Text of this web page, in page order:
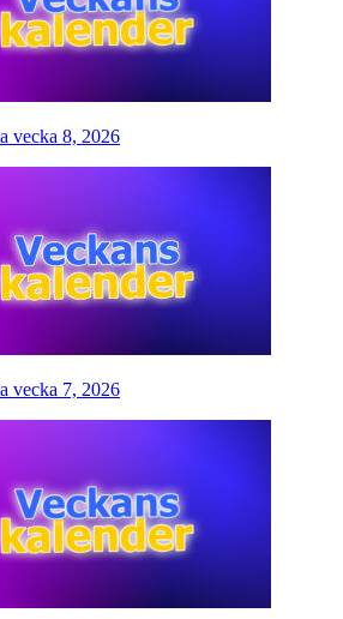
vecka 8, 2026
vecka 7, 2026